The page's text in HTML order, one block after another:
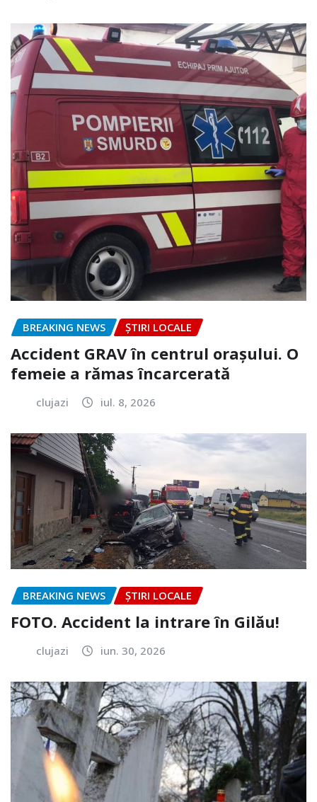
BREAKING NEWS ȘTIRI LOCALE
Accident GRAV în centrul orașului. O
femeie a rămas încarcerată
clujazi iul. 8, 2026
BREAKING NEWS ȘTIRI LOCALE
FOTO. Accident la intrare în Gilău!
clujazi iun. 30, 2026